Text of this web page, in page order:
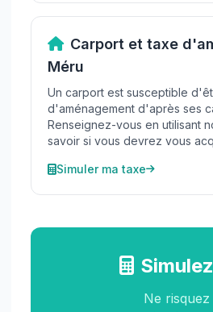
Carport et taxe
Méru
Un carport est susceptible
d'aménagement d'après ses
Renseignez-vous en utilisant
savoir si vous devrez vous
Simuler ma taxe
Ne